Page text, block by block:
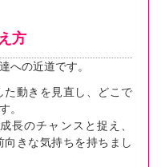
方
への近道です。
た動きを見直し、どこで
。
長のチャンスと捉え、
向きな気持ちを持ちまし